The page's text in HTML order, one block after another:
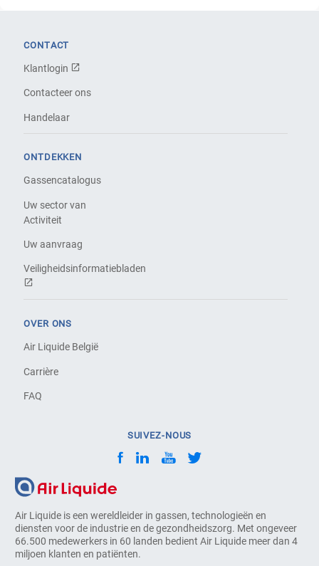
Air Liquide is een wereldleider in gassen, technologieën en
diensten voor de industrie en de gezondheidszorg. Met ongeveer
66.500 medewerkers in 60 landen bedient Air Liquide meer dan 4
miljoen klanten en patiënten.
CONTACT
Klantlogin
Contacteer ons
Handelaar
ONTDEKKEN
Gassencatalogus
Uw sector van
Activiteit
Uw aanvraag
Veiligheidsinformatiebladen
OVER ONS
Air Liquide België
Carrière
FAQ
SUIVEZ-NOUS